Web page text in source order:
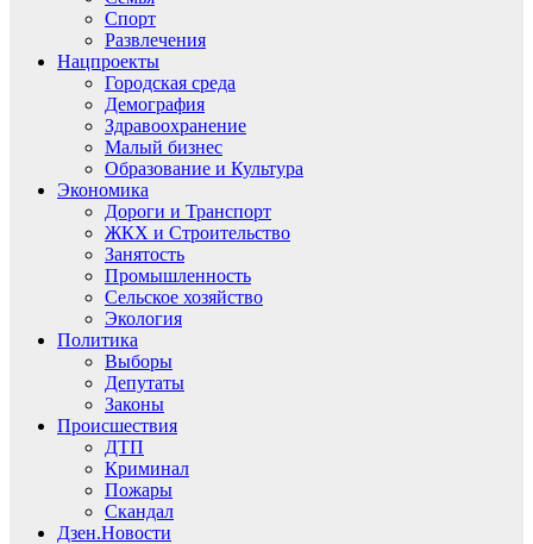
Спорт
Развлечения
Нацпроекты
Городская среда
Демография
Здравоохранение
Малый бизнес
Образование и Культура
Экономика
Дороги и Транспорт
ЖКХ и Строительство
Занятость
Промышленность
Сельское хозяйство
Экология
Политика
Выборы
Депутаты
Законы
Происшествия
ДТП
Криминал
Пожары
Скандал
Дзен.Новости